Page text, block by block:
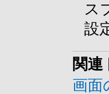
ス
設
関連
画面